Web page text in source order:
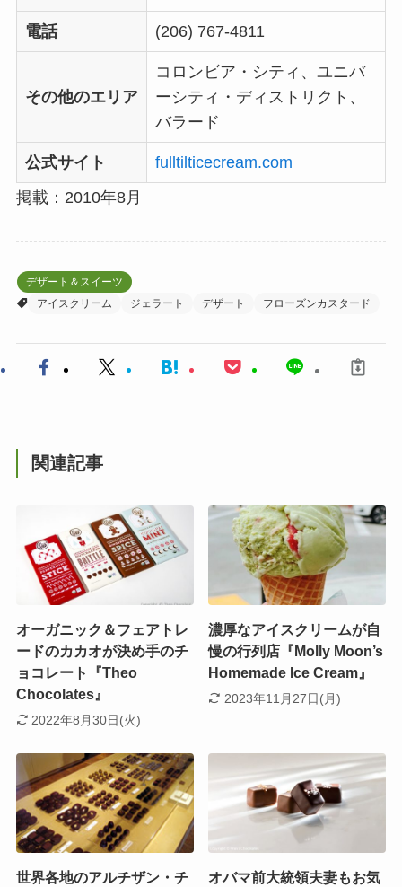
電話 (206) 767-4811
その他のエリア
コロンビア・シティ、ユニバ
ーシティ・ディストリクト、
バラード
公式サイト
fulltilticecream.com
掲載：2010年8月
デザート＆スイーツ
アイスクリーム
ジェラート デザート フローズンカスタード
関連記事
オーガニック＆フェアトレ
ードのカカオが決め手のチ
ョコレート『Theo
Chocolates』
2022年8月30日(火)
濃厚なアイスクリームが自
慢の行列店『Molly Moon’s
Homemade Ice Cream』
2023年11月27日(月)
世界各地のアルチザン・チ
オバマ前大統領夫妻もお気